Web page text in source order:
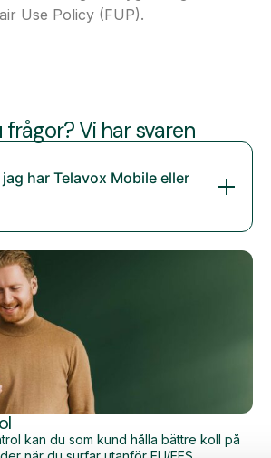
Use Policy (FUP).
frågor? Vi har svaren
har Telavox Mobile eller
kan du som kund hålla bättre koll på